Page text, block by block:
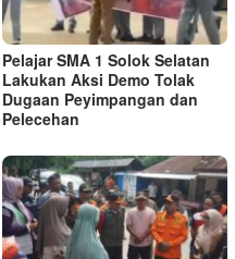
Pelajar SMA 1 Solok Selatan
Lakukan Aksi Demo Tolak
Dugaan Peyimpangan dan
Pelecehan